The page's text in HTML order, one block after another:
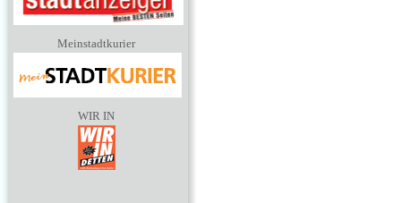
Meinstadtkurier
WIR IN